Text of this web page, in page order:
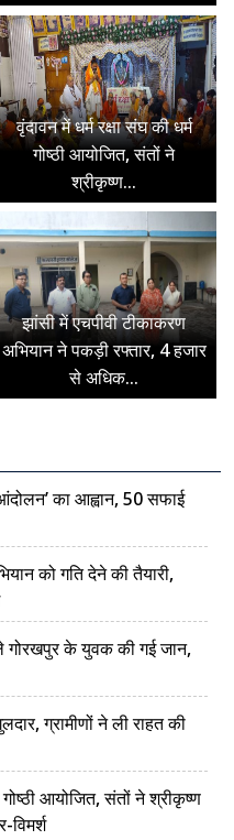
वृंदावन में धर्म रक्षा संघ की धर्म
गोष्ठी आयोजित, संतों ने
श्रीकृष्ण...
झांसी में एचपीवी टीकाकरण
अभियान ने पकड़ी रफ्तार, 4 हजार
से अधिक...
का आह्वान, 50 सफाई
को गति देने की तैयारी,
गोरखपुर के युवक की गई जान,
ग्रामीणों ने ली राहत की
गोष्ठी आयोजित, संतों ने श्रीकृष्ण
विमर्श